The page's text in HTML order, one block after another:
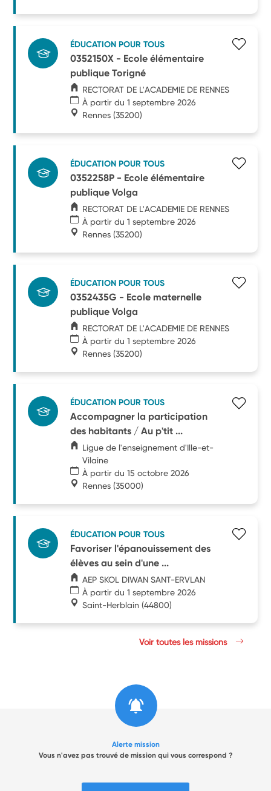
ÉDUCATION POUR TOUS
0352150X - Ecole élémentaire
publique Torigné
RECTORAT DE L'ACADEMIE DE RENNES
À partir du 1 septembre 2026
Rennes (35200)
ÉDUCATION POUR TOUS
0352258P - Ecole élémentaire
publique Volga
RECTORAT DE L'ACADEMIE DE RENNES
À partir du 1 septembre 2026
Rennes (35200)
ÉDUCATION POUR TOUS
0352435G - Ecole maternelle
publique Volga
RECTORAT DE L'ACADEMIE DE RENNES
À partir du 1 septembre 2026
Rennes (35200)
ÉDUCATION POUR TOUS
Accompagner la participation
des habitants / Au p'tit ...
Ligue de l'enseignement d'Ille-et-
Vilaine
À partir du 15 octobre 2026
Rennes (35000)
ÉDUCATION POUR TOUS
Favoriser l'épanouissement des
élèves au sein d'une ...
AEP SKOL DIWAN SANT-ERVLAN
À partir du 1 septembre 2026
Saint-Herblain (44800)
Voir toutes les missions
Alerte mission
Vous n'avez pas trouvé de mission qui vous correspond ?